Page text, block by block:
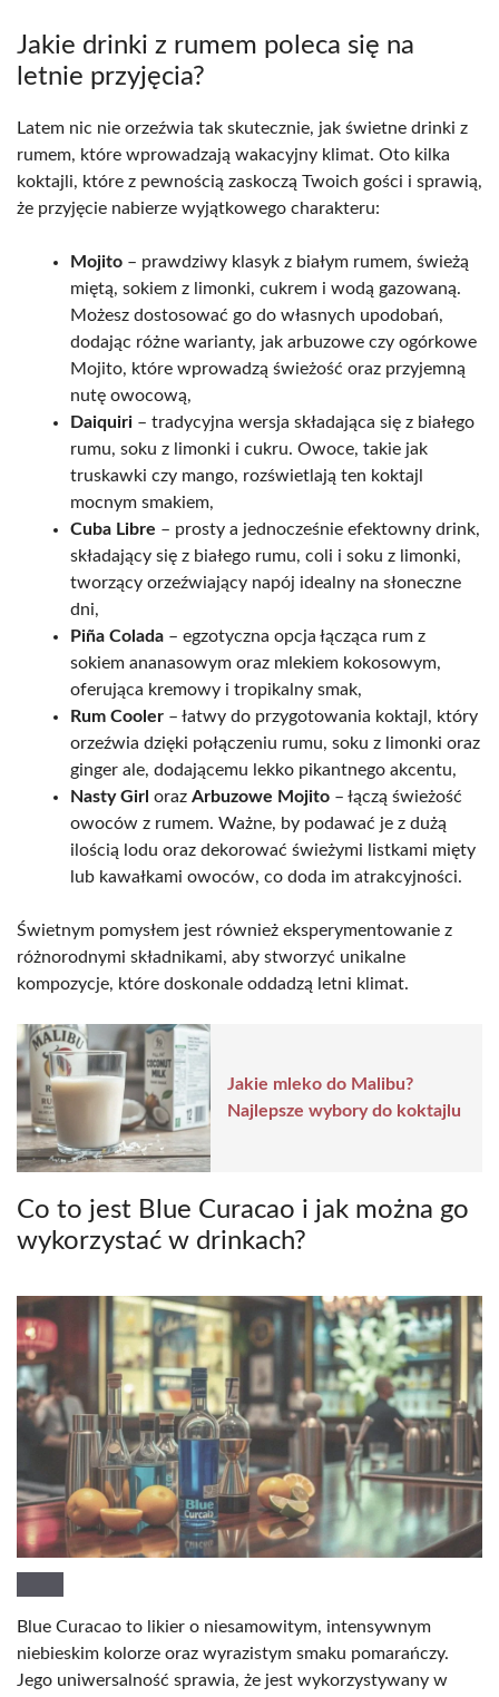
Jakie drinki z rumem poleca się na
letnie przyjęcia?
Latem nic nie orzeźwia tak skutecznie, jak świetne drinki z
rumem, które wprowadzają wakacyjny klimat. Oto kilka
koktajli, które z pewnością zaskoczą Twoich gości i sprawią,
że przyjęcie nabierze wyjątkowego charakteru:
Mojito – prawdziwy klasyk z białym rumem, świeżą
miętą, sokiem z limonki, cukrem i wodą gazowaną.
Możesz dostosować go do własnych upodobań,
dodając różne warianty, jak arbuzowe czy ogórkowe
Mojito, które wprowadzą świeżość oraz przyjemną
nutę owocową,
Daiquiri – tradycyjna wersja składająca się z białego
rumu, soku z limonki i cukru. Owoce, takie jak
truskawki czy mango, rozświetlają ten koktajl
mocnym smakiem,
Cuba Libre – prosty a jednocześnie efektowny drink,
składający się z białego rumu, coli i soku z limonki,
tworzący orzeźwiający napój idealny na słoneczne
dni,
Piña Colada – egzotyczna opcja łącząca rum z
sokiem ananasowym oraz mlekiem kokosowym,
oferująca kremowy i tropikalny smak,
Rum Cooler – łatwy do przygotowania koktajl, który
orzeźwia dzięki połączeniu rumu, soku z limonki oraz
ginger ale, dodającemu lekko pikantnego akcentu,
Nasty Girl oraz Arbuzowe Mojito – łączą świeżość
owoców z rumem. Ważne, by podawać je z dużą
ilością lodu oraz dekorować świeżymi listkami mięty
lub kawałkami owoców, co doda im atrakcyjności.
Świetnym pomysłem jest również eksperymentowanie z
różnorodnymi składnikami, aby stworzyć unikalne
kompozycje, które doskonale oddadzą letni klimat.
Jakie mleko do Malibu?
Najlepsze wybory do koktajlu
Co to jest Blue Curacao i jak można go
wykorzystać w drinkach?
Blue Curacao to likier o niesamowitym, intensywnym
niebieskim kolorze oraz wyrazistym smaku pomarańczy.
Jego uniwersalność sprawia, że jest wykorzystywany w